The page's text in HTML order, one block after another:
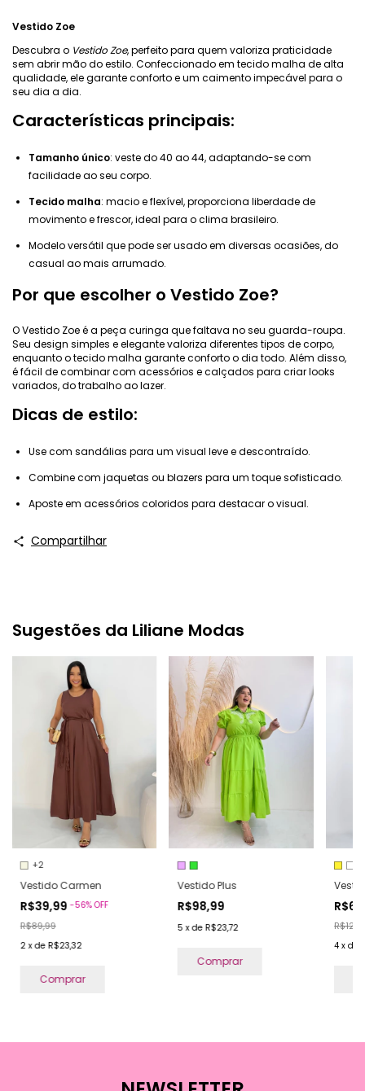
Vestido Zoe
Descubra o Vestido Zoe, perfeito para quem valoriza praticidade
sem abrir mão do estilo. Confeccionado em tecido malha de alta
qualidade, ele garante conforto e um caimento impecável para o
seu dia a dia.
Características principais:
Tamanho único: veste do 40 ao 44, adaptando-se com
facilidade ao seu corpo.
Tecido malha: macio e flexível, proporciona liberdade de
movimento e frescor, ideal para o clima brasileiro.
Modelo versátil que pode ser usado em diversas ocasiões, do
casual ao mais arrumado.
Por que escolher o Vestido Zoe?
O Vestido Zoe é a peça curinga que faltava no seu guarda-roupa.
Seu design simples e elegante valoriza diferentes tipos de corpo,
enquanto o tecido malha garante conforto o dia todo. Além disso,
é fácil de combinar com acessórios e calçados para criar looks
variados, do trabalho ao lazer.
Dicas de estilo:
Use com sandálias para um visual leve e descontraído.
Combine com jaquetas ou blazers para um toque sofisticado.
Aposte em acessórios coloridos para destacar o visual.
Compartilhar
Sugestões da Liliane Modas
+2
Vestido Carmen
R$39,99-56%OFF
R$89,99
2 xde R$23,32
Comprar
Vestido Plus
R$98,99
5 xde R$23,72
Comprar
4 x de